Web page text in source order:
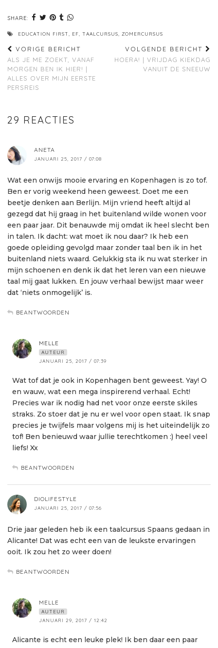
SHARE:
EDUCATION FIRST, EF, TAALCURSUS, ZOMERCURSUS
VORIGE BERICHT
ALS JE ME ZOEKT, VANAF
MORGEN BEN IK HIER! |
ALLES OVER MIJN EERSTE
PERSREIS
VOLGENDE BERICHT
HOERA! | VRIJDAG KIEKDAG
VANUIT DE SNEEUW
29 REACTIES
ANETA
JANUARI 25, 2017 / 07:08
Wat een onwijs mooie ervaring en Kopenhagen is zo tof.
Ben er vorig weekend heen geweest. Doet me een
beetje denken aan Berlijn. Mijn vriend heeft altijd al
gezegd dat hij graag in het buitenland wilde wonen voor
een paar jaar. Dit benauwde mij omdat ik heel slecht ben
in talen. Ik dacht: wat moet ik nou daar? Ik heb een
goede opleiding gevolgd maar zonder taal ben ik in het
buitenland niets waard. Gelukkig sta ik nu wat sterker in
mijn schoenen en denk ik dat het leren van een nieuwe
taal mij gaat lukken. En jouw verhaal bewijst maar weer
dat ‘niets onmogelijk’ is.
BEANTWOORDEN
MELLE
AUTEUR
JANUARI 25, 2017 / 07:39
Wat tof dat je ook in Kopenhagen bent geweest. Yay! O
en wauw, wat een mega inspirerend verhaal. Echt!
Precies war ik nodig had net voor onze eerste skiles
straks. Zo stoer dat je nu er wel voor open staat. Ik snap
precies je twijfels maar volgens mij is het uiteindelijk zo
tof! Ben benieuwd waar jullie terechtkomen :) heel veel
liefs! Xx
BEANTWOORDEN
DIOLIFESTYLE
JANUARI 25, 2017 / 07:56
Drie jaar geleden heb ik een taalcursus Spaans gedaan in
Alicante! Dat was echt een van de leukste ervaringen
ooit. Ik zou het zo weer doen!
BEANTWOORDEN
MELLE
AUTEUR
JANUARI 29, 2017 / 12:42
Alicante is echt een leuke plek! Ik ben daar een paar